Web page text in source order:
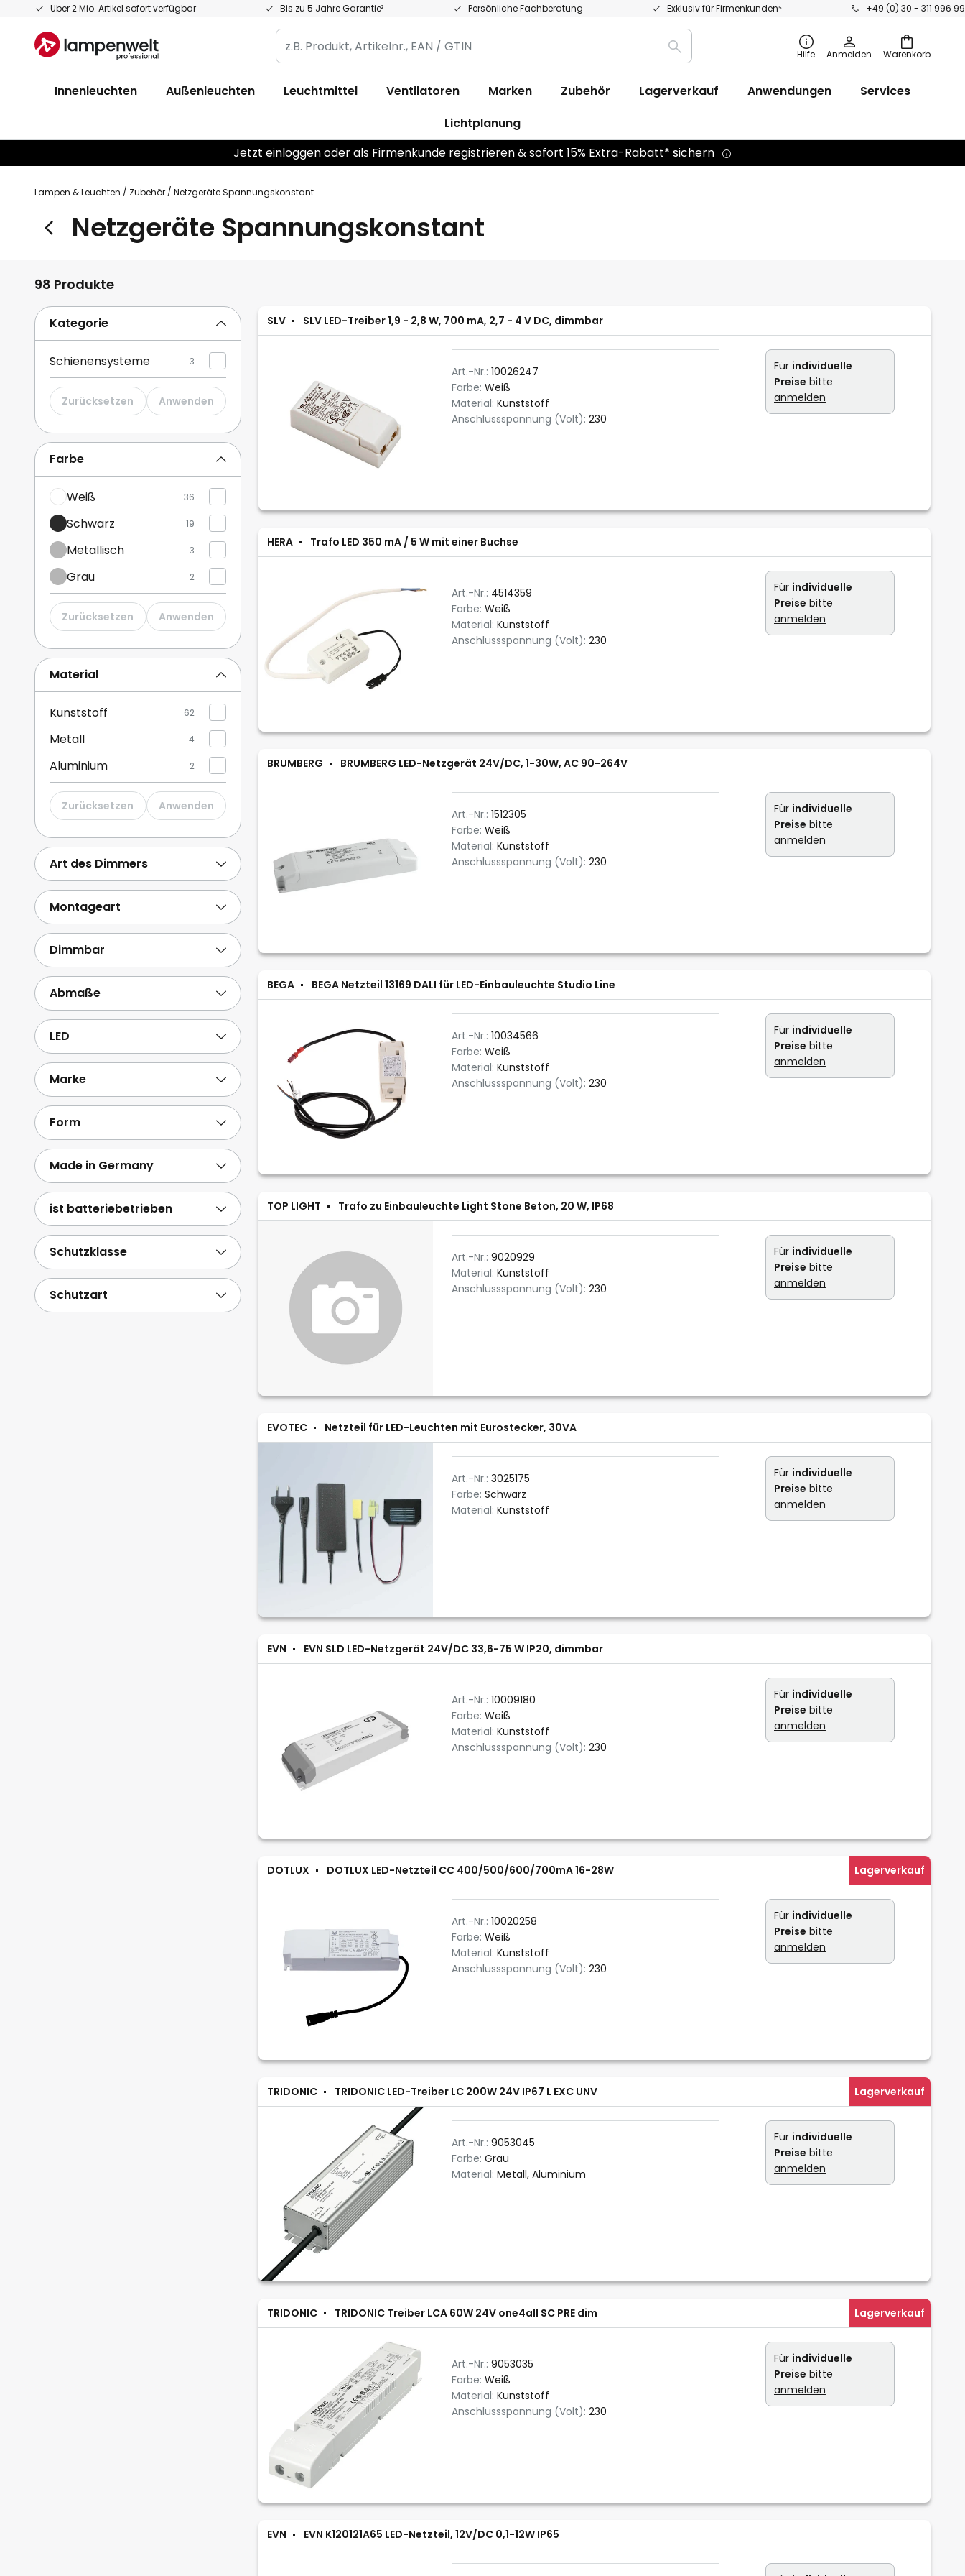
Über 2 Mio. Artikel sofort verfügbar Bis zu 5 Jahre Garantie² Persönliche Fachberatung Exklusiv für Firmenkunden⁵ +49 (0) 30 - 311 996 99
Zum
springen
Warenkorb
z.B.
Produkt,
EAN
Suche Hilfe Anmelden
Innenleuchten Außenleuchten Leuchtmittel Ventilatoren Marken Zubehör Lagerverkauf Anwendungen
Services
Lichtplanung
Jetzt einloggen oder als Firmenkunde registrieren & sofort 15% Extra-Rabatt* sichern
Lampen & Leuchten Zubehör Netzgeräte Spannungskonstant
Netzgeräte Spannungskonstant
SLV SLV LED-Treiber 1,9 - 2,8 W, 700 mA, 2,7 - 4 V DC, dimmbar
Art.-Nr.: 10026247
Farbe: Weiß
Material: Kunststoff
Anschlussspannung (Volt): 230
Für individuelle
Preise bitte
anmelden
HERA Trafo LED 350 mA / 5 W mit einer Buchse
Art.-Nr.: 4514359
Farbe: Weiß
Material: Kunststoff
Anschlussspannung (Volt): 230
Für individuelle
Preise bitte
anmelden
BRUMBERG BRUMBERG LED-Netzgerät 24V/DC, 1-30W, AC 90-264V
Art.-Nr.: 1512305
Farbe: Weiß
Material: Kunststoff
Anschlussspannung (Volt): 230
Für individuelle
Preise bitte
anmelden
BEGA BEGA Netzteil 13169 DALI für LED-Einbauleuchte Studio Line
Art.-Nr.: 10034566
Farbe: Weiß
Material: Kunststoff
Anschlussspannung (Volt): 230
Für individuelle
Preise bitte
anmelden
TOP LIGHT Trafo zu Einbauleuchte Light Stone Beton, 20 W, IP68
Art.-Nr.: 9020929
Material: Kunststoff
Anschlussspannung (Volt): 230
Für individuelle
Preise bitte
anmelden
EVOTEC Netzteil für LED-Leuchten mit Eurostecker, 30VA
Art.-Nr.: 3025175
Farbe: Schwarz
Material: Kunststoff
Für individuelle
Preise bitte
anmelden
EVN EVN SLD LED-Netzgerät 24V/DC 33,6-75 W IP20, dimmbar
Art.-Nr.: 10009180
Farbe: Weiß
Material: Kunststoff
Anschlussspannung (Volt): 230
Für individuelle
Preise bitte
anmelden
DOTLUX DOTLUX LED-Netzteil CC 400/500/600/700mA 16-28W Lagerverkauf
Art.-Nr.: 10020258
Farbe: Weiß
Material: Kunststoff
Anschlussspannung (Volt): 230
Für individuelle
Preise bitte
anmelden
TRIDONIC TRIDONIC LED-Treiber LC 200W 24V IP67 L EXC UNV Lagerverkauf
Art.-Nr.: 9053045
Farbe: Grau
Material: Metall, Aluminium
Für individuelle
Preise bitte
anmelden
TRIDONIC TRIDONIC Treiber LCA 60W 24V one4all SC PRE dim Lagerverkauf
Art.-Nr.: 9053035
Farbe: Weiß
Material: Kunststoff
Anschlussspannung (Volt): 230
Für individuelle
Preise bitte
anmelden
EVN EVN K120121A65 LED-Netzteil, 12V/DC 0,1-12W IP65
Kategorie
Schienensysteme 3
Zurücksetzen Anwenden
Farbe
Weiß 36
Schwarz 19
Metallisch 3
Grau 2
Zurücksetzen Anwenden
Material
Kunststoff 62
Metall 4
Aluminium 2
Zurücksetzen Anwenden
Art des Dimmers
Montageart
Dimmbar
Abmaße
LED
Marke
Form
Made in Germany
ist batteriebetrieben
Schutzklasse
Schutzart
98 Produkte